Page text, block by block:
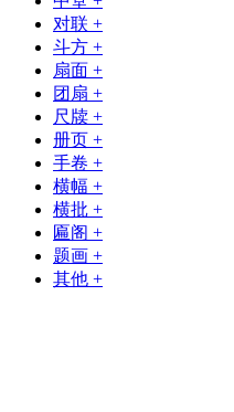
对联 +
斗方 +
扇面 +
团扇 +
尺牍 +
册页 +
手卷 +
横幅 +
横批 +
匾阁 +
题画 +
其他 +